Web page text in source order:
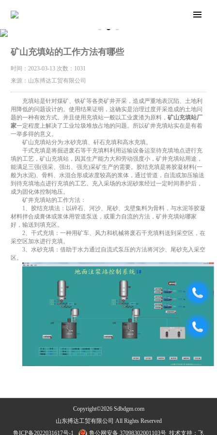
矿山充填站的工作方法有哪些
时间：2023-03-13 次数：1031
来源：山东搏达工贸有限公司
充填站是针对煤矿、铁矿等各类矿井开采，造成严重地表沉陷、土地利
用降低的问题设计的。使用结果证明，这确实是治理过度开采造成的土地问
题的一种有效方式。并且使用充填站一般以工业废渣为原料，矿山充填站厂
家一定程度上解决了工业垃圾堆放占地的问题。所以矿井充填站实在是有着
一举多得的意义。
矿山充填站分为:水砂充填、矸石充填和高水充填。
干式充填是将掘进废石等干充填料利用运输设备运至待充填地点进行充
填的工艺，矿山充填站，因其生产能力大和劳动强度小，矿井充填站用途，
能满足三强(强采、强出、强充)采矿生产的需要。胶结充填是将胶凝材料(一
般为水泥)、骨料、水混合形成浓度较高的浆体，通过管道，自流或加压输送
到待充填地点进行充填的工艺。充入采场的水泥砂浆经过一定时间养护后，
成为固化体控制地压。
矿井充填站的工作方法：
1、胶结充填法：以碎石、河沙、尾砂、戈壁集料为骨料，与水泥等胶凝
材料拌合成膏体或浆体用管道泵送，或重力自流的方法，矿井充填站哪家
好，输送到填充区。
2、干式充填：一种用矿车、风力和机械将废石干充填料送到采空区，在
采空区加水进行充填。
3、水砂充填：借助于水力通过自流式泵压的方法将河沙、尾砂充入采空
区。
Copyright©2026 Sdbdgm.com
山东搏达工贸有限公司 All Rights Reserved
鲁ICP备2022031617号-1
鲁公网安备 37098302001103号 技术支持： 飞